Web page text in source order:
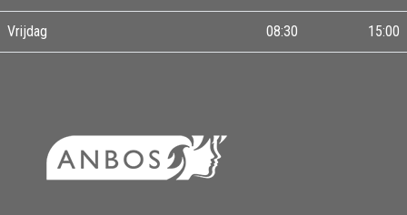
Vrijdag 08:30 15:00